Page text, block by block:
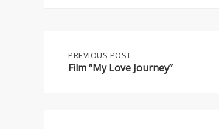
Post
PREVIOUS
POST:
PREVIOUS POST
Film “My Love Journey”